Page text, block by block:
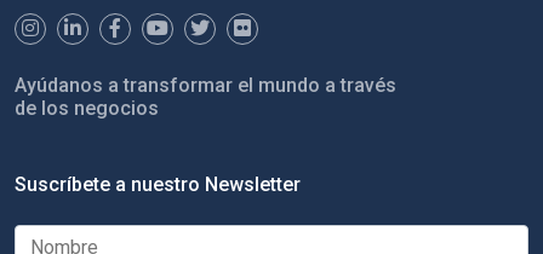
Ayúdanos a transformar el mundo a través
de los negocios
Suscríbete a nuestro Newsletter